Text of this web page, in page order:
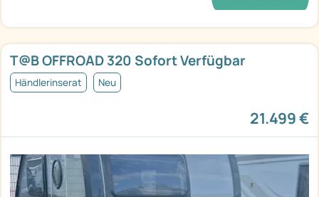
T@B OFFROAD 320 Sofort Verfügbar
Händlerinserat Neu
21.499 €